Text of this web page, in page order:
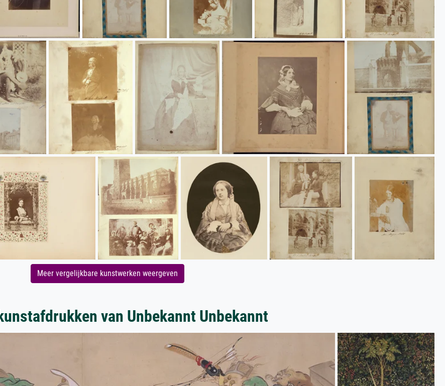
Meer vergelijkbare kunstwerken weergeven
van Unbekannt Unbekannt